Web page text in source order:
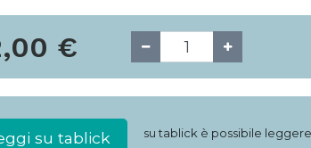
€
su tablick su tablick è possibile